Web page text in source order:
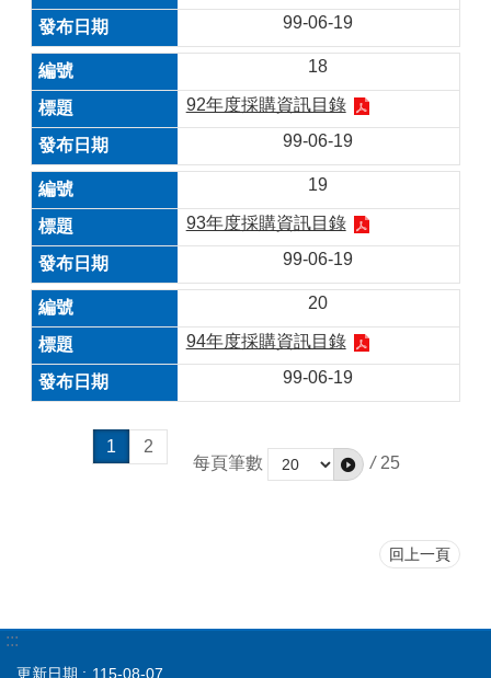
99-06-19
18
92年度採購資訊目錄
99-06-19
19
93年度採購資訊目錄
99-06-19
20
94年度採購資訊目錄
99-06-19
1
2
每頁筆數
/ 25
回上一頁
:::
更新日期 115-08-07